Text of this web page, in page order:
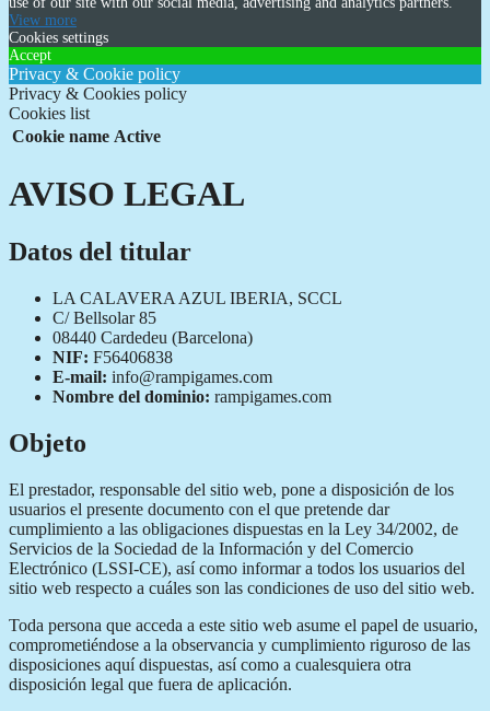
View more
Cookies settings
Accept
Privacy & Cookie policy
Privacy & Cookies policy
Cookies list
Cookie name Active
AVISO LEGAL
Datos del titular
LA CALAVERA AZUL IBERIA, SCCL
C/ Bellsolar 85
08440 Cardedeu (Barcelona)
NIF: F56406838
E-mail: info@rampigames.com
Nombre del dominio: rampigames.com
Objeto
El prestador, responsable del sitio web, pone a disposición de los
usuarios el presente documento con el que pretende dar
cumplimiento a las obligaciones dispuestas en la Ley 34/2002, de
Servicios de la Sociedad de la Información y del Comercio
Electrónico (LSSI-CE), así como informar a todos los usuarios del
sitio web respecto a cuáles son las condiciones de uso del sitio web.
Toda persona que acceda a este sitio web asume el papel de usuario,
comprometiéndose a la observancia y cumplimiento riguroso de las
disposiciones aquí dispuestas, así como a cualesquiera otra
disposición legal que fuera de aplicación.